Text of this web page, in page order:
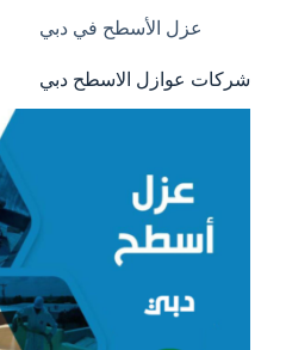
عزل الأسطح في دبي
شركات عوازل الاسطح دبي